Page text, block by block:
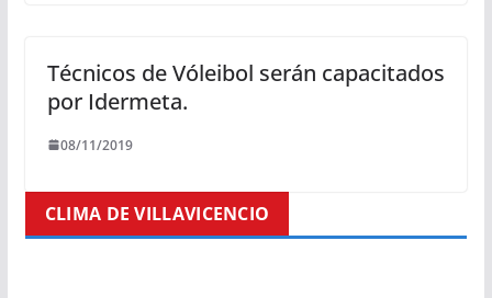
Técnicos de Vóleibol serán capacitados
por Idermeta.
08/11/2019
CLIMA DE VILLAVICENCIO